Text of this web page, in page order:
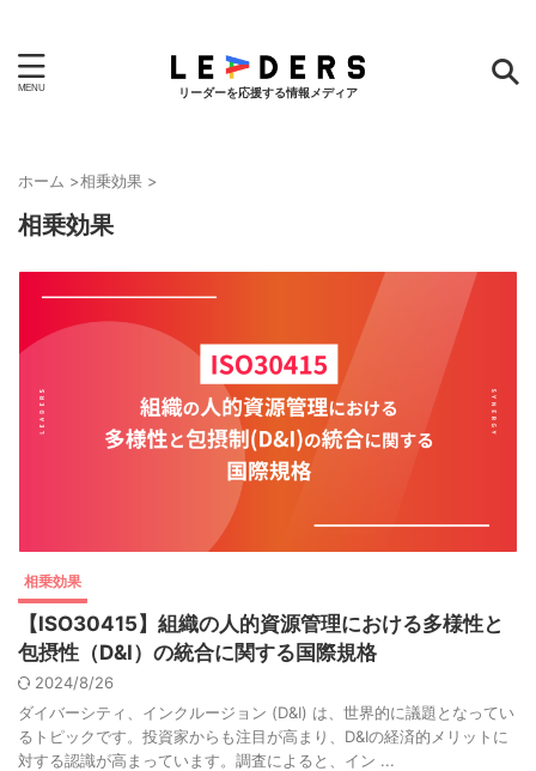
リーダーを応援する情報メディア
ホーム >相乗効果 >
相乗効果
相乗効果
【ISO30415】組織の人的資源管理における多様性と
包摂性（D&I）の統合に関する国際規格
2024/8/26
ダイバーシティ、インクルージョン (D&I) は、世界的に議題となってい
るトピックです。投資家からも注目が高まり、D&Iの経済的メリットに
対する認識が高まっています。調査によると、イン ...